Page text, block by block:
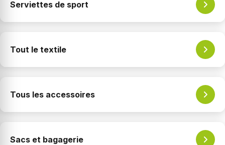
Serviettes de sport
Tout le textile
Tous les accessoires
Sacs et bagagerie